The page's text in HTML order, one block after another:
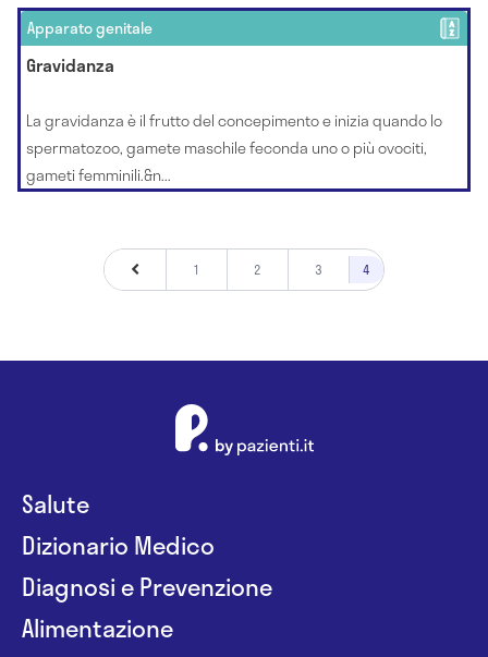
Apparato genitale
Gravidanza
La gravidanza è il frutto del concepimento e inizia quando lo
spermatozoo, gamete maschile feconda uno o più ovociti,
gameti femminili.&n...
1 2 3 4
Salute
Dizionario Medico
Diagnosi e Prevenzione
Alimentazione